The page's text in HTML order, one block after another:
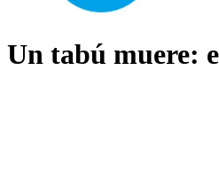
Un tabú muere: